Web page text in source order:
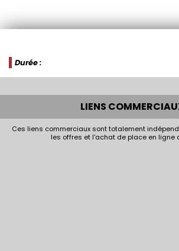
Durée :
LIENS
Ces liens commerciaux sont totalement
les offres et l'achat de place en ligne